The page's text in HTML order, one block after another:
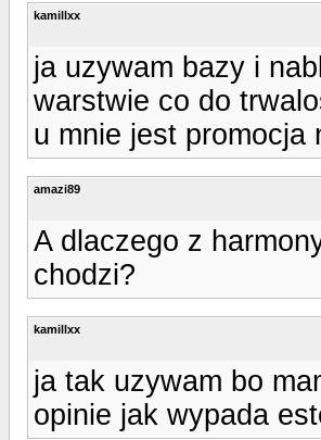
kamillxx
ja uzywam bazy i
warstwie co do
u mnie jest
amazi89
A dlaczego z
chodzi?
kamillxx
ja tak uzywam bo
opinie jak wypada